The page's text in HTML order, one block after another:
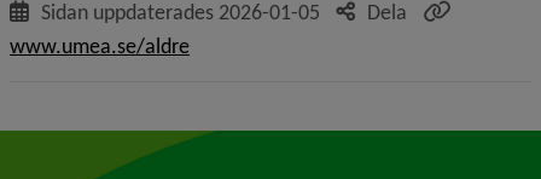
Sidan uppdaterades 2026-01-05
Dela
www.umea.se/aldre